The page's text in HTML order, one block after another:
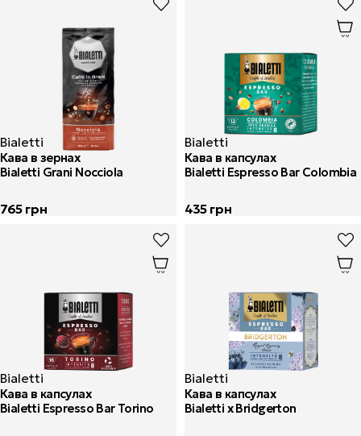
Кава в зернах
Bialetti Grani Nocciola
Bialetti
765грн
Кава в капсулах
Bialetti Espresso Bar Colombia
Bialetti
435грн
Кава в капсулах
Bialetti Espresso Bar Torino
Bialetti
Кава в капсулах
Bialetti x Bridgerton
Bialetti